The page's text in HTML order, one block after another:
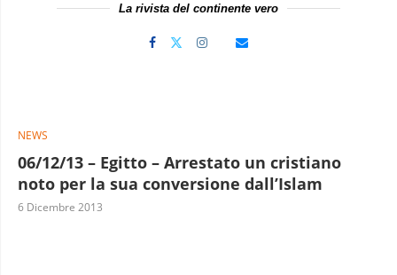
La rivista del continente vero
NEWS
06/12/13 – Egitto – Arrestato un cristiano
noto per la sua conversione dall’Islam
6 Dicembre 2013